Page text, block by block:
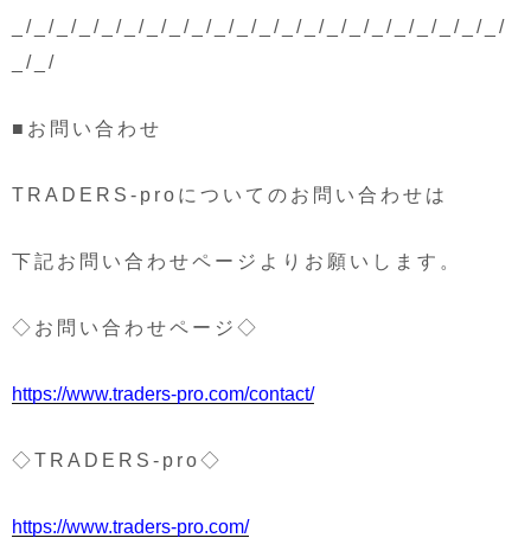
_/_/_/_/_/_/_/_/_/_/_/_/_/_/_/_/_/_/_/_/_/_/
_/_/
■お問い合わせ
TRADERS-proについてのお問い合わせは
下記お問い合わせページよりお願いします。
◇お問い合わせページ◇
https://www.traders-pro.com/contact/
◇TRADERS-pro◇
https://www.traders-pro.com/